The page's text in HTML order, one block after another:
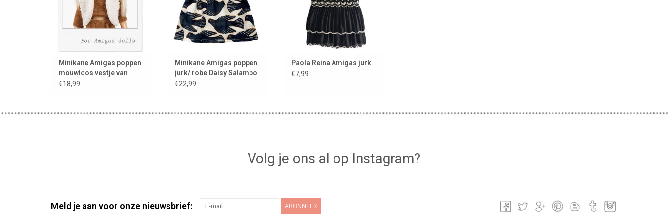
Minikane Amigas poppen
mouwloos vestje van
imitatiebont / ecru
€18,99
Minikane Amigas poppen
jurk/ robe Daisy Salambo
€22,99
Paola Reina Amigas jurk
€7,99
Volg je ons al op Instagram?
Meld je aan voor onze nieuwsbrief: ABONNEER